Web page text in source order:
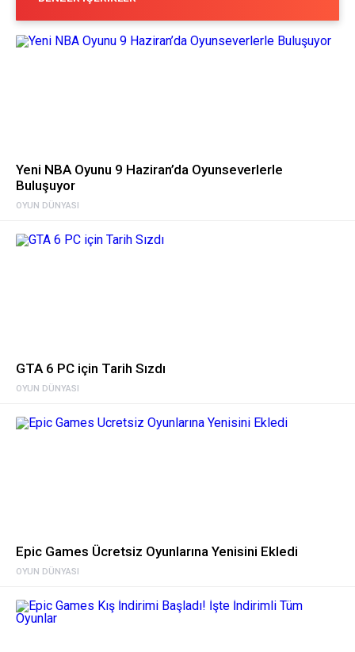
OYUN DÜNYASI
Yeni NBA Oyunu 9 Haziran’da Oyunseverlerle
Buluşuyor
OYUN DÜNYASI
GTA 6 PC için Tarih Sızdı
OYUN DÜNYASI
Epic Games Ücretsiz Oyunlarına Yenisini Ekledi